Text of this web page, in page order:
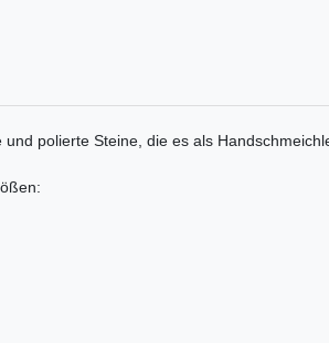
polierte Steine, die es als